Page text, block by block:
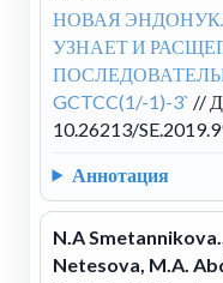
НОВАЯ
УЗНАЕТ И
GCTCC(1/-1)-3` //
10.26213/
Аннотация
N.A
Netesova, M.A.